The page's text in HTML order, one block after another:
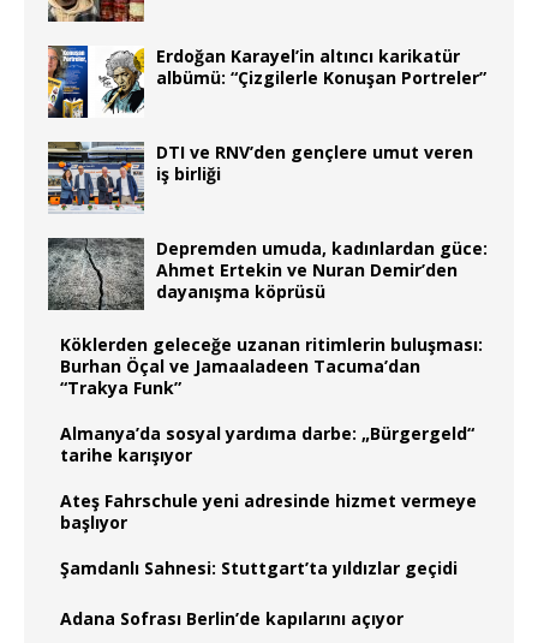
Erdoğan Karayel’in altıncı karikatür
albümü: “Çizgilerle Konuşan Portreler”
DTI ve RNV’den gençlere umut veren
iş birliği
Depremden umuda, kadınlardan güce:
Ahmet Ertekin ve Nuran Demir’den
dayanışma köprüsü
Köklerden geleceğe uzanan ritimlerin buluşması:
Burhan Öçal ve Jamaaladeen Tacuma’dan
“Trakya Funk”
Almanya’da sosyal yardıma darbe: „Bürgergeld“
tarihe karışıyor
Ateş Fahrschule yeni adresinde hizmet vermeye
başlıyor
Şamdanlı Sahnesi: Stuttgart’ta yıldızlar geçidi
Adana Sofrası Berlin’de kapılarını açıyor